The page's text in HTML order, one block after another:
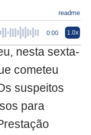
readme
0:00 1.0x
nesta sexta-
cometeu
suspeitos
para